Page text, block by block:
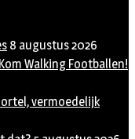
8 augustus 2026
Walking Footballen!
vermoedelijk